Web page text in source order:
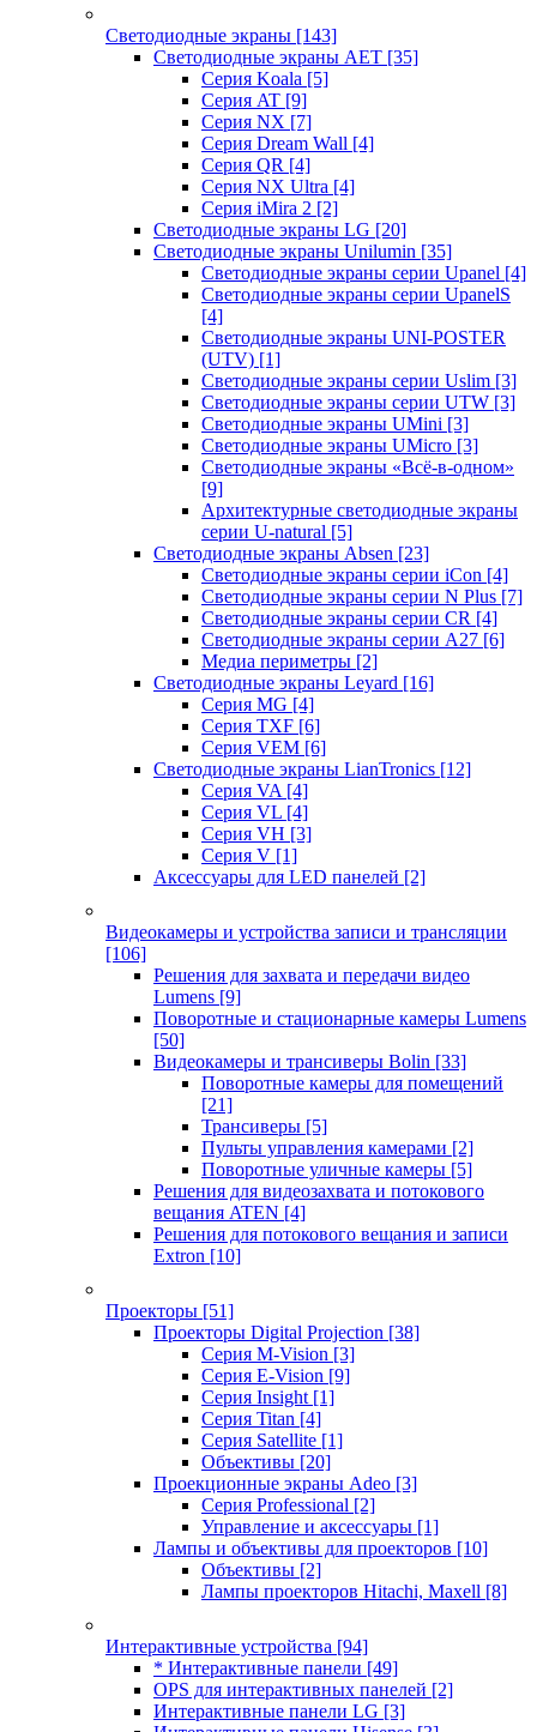
Светодиодные экраны [143]
Светодиодные экраны AET [35]
Cерия Koala [5]
Серия AT [9]
Серия NX [7]
Серия Dream Wall [4]
Серия QR [4]
Серия NX Ultra [4]
Серия iMira 2 [2]
Светодиодные экраны LG [20]
Светодиодные экраны Unilumin [35]
Светодиодные экраны серии Upanel [4]
Светодиодные экраны серии UpanelS
[4]
Светодиодные экраны UNI-POSTER
(UTV) [1]
Светодиодные экраны серии Uslim [3]
Светодиодные экраны серии UTW [3]
Светодиодные экраны UMini [3]
Светодиодные экраны UMicro [3]
Светодиодные экраны «Всё-в-одном»
[9]
Архитектурные светодиодные экраны
серии U-natural [5]
Светодиодные экраны Absen [23]
Светодиодные экраны серии iCon [4]
Светодиодные экраны серии N Plus [7]
Светодиодные экраны серии CR [4]
Светодиодные экраны серии А27 [6]
Медиа периметры [2]
Светодиодные экраны Leyard [16]
Серия MG [4]
Серия TXF [6]
Серия VEM [6]
Светодиодные экраны LianTronics [12]
Серия VA [4]
Серия VL [4]
Серия VH [3]
Серия V [1]
Аксессуары для LED панелей [2]
Видеокамеры и устройства записи и трансляции
[106]
Решения для захвата и передачи видео
Lumens [9]
Поворотные и стационарные камеры Lumens
[50]
Видеокамеры и трансиверы Bolin [33]
Поворотные камеры для помещений
[21]
Трансиверы [5]
Пульты управления камерами [2]
Поворотные уличные камеры [5]
Решения для видеозахвата и потокового
вещания ATEN [4]
Решения для потокового вещания и записи
Extron [10]
Проекторы [51]
Проекторы Digital Projection [38]
Серия M-Vision [3]
Серия E-Vision [9]
Серия Insight [1]
Серия Titan [4]
Серия Satellite [1]
Объективы [20]
Проекционные экраны Adeo [3]
Серия Professional [2]
Управление и аксессуары [1]
Лампы и объективы для проекторов [10]
Объективы [2]
Лампы проекторов Hitachi, Maxell [8]
Интерактивные устройства [94]
* Интерактивные панели [49]
OPS для интерактивных панелей [2]
Интерактивные панели LG [3]